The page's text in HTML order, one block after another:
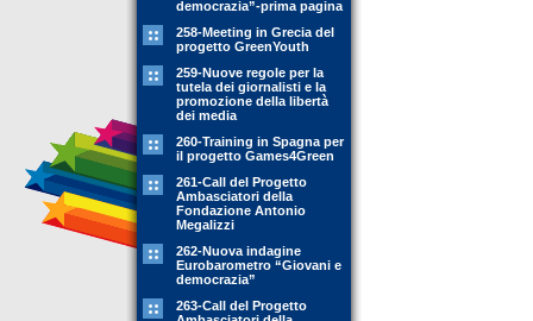
democrazia”-prima pagina
258-Meeting in Grecia del
progetto GreenYouth
259-Nuove regole per la
tutela dei giornalisti e la
promozione della libertà
dei media
260-Training in Spagna per
il progetto Games4Green
261-Call del Progetto
Ambasciatori della
Fondazione Antonio
Megalizzi
262-Nuova indagine
Eurobarometro “Giovani e
democrazia”
263-Call del Progetto